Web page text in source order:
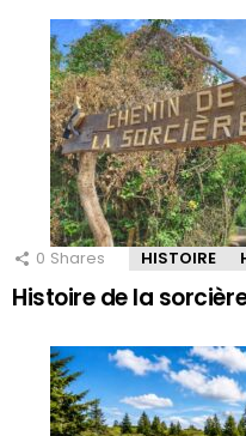
0 Shares HISTOIRE
Histoire de la